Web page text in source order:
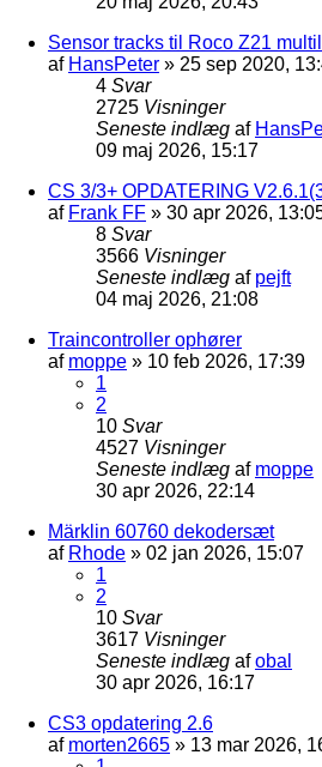
Sensor tracks til Roco Z21
af HansPeter » 25 sep 2020,
4 Svar
2725 Visninger
Seneste indlæg af
09 maj 2026, 15:17
CS 3/3+ OPDATERING
af Frank FF » 30 apr 2026,
8 Svar
3566 Visninger
Seneste indlæg af pejft
04 maj 2026, 21:08
Traincontroller ophører
af moppe » 10 feb 2026, 17:39
1
2
10 Svar
4527 Visninger
Seneste indlæg af moppe
30 apr 2026, 22:14
Märklin 60760 dekodersæt
af Rhode » 02 jan 2026, 15:07
1
2
10 Svar
3617 Visninger
Seneste indlæg afobal
30 apr 2026, 16:17
CS3 opdatering 2.6
af morten2665 » 13 mar 2026,